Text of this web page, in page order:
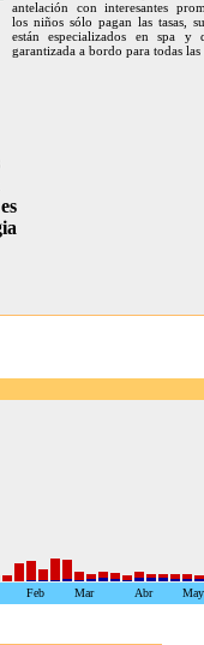
antelación con interesantes
los niños sólo pagan las tasas,
están especializados en spa y
garantizada a bordo para todas las
Feb Mar Abr
May